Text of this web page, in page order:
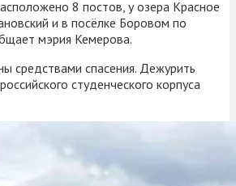
8 постов, у озера Красное
и в посёлке Боровом по
мэрия Кемерова.
средствами спасения. Дежурить
студенческого корпуса